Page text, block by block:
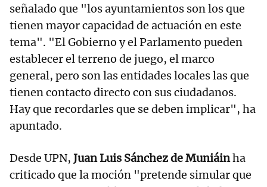
señalado que "los ayuntamientos son los que
tienen mayor capacidad de actuación en este
tema". "El Gobierno y el Parlamento pueden
establecer el terreno de juego, el marco
general, pero son las entidades locales las que
tienen contacto directo con sus ciudadanos.
Hay que recordarles que se deben implicar", ha
apuntado.
Desde UPN, Juan Luis Sánchez de Muniáinha
criticado que la moción "pretende simular que